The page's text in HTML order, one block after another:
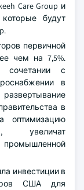
Care Group и
будут
первичной
чем на 7,5%.
сочетании с
в
в
оптимизацию
увеличат
промышленной
инвестиции в
США для